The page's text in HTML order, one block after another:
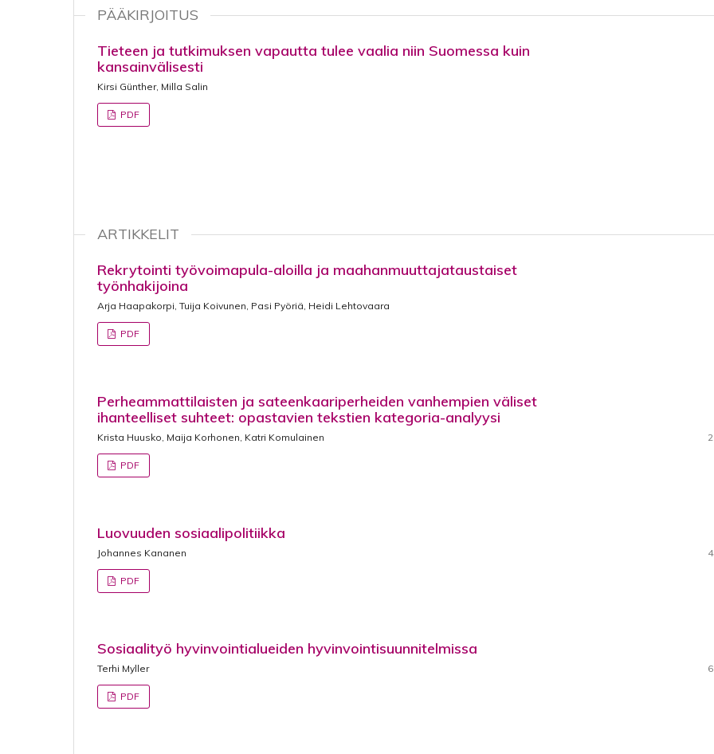
PÄÄKIRJOITUS
Tieteen ja tutkimuksen vapautta tulee vaalia niin Suomessa kuin
kansainvälisesti
Kirsi Günther, Milla Salin
PDF
ARTIKKELIT
Rekrytointi työvoimapula-aloilla ja maahanmuuttajataustaiset
työnhakijoina
Arja Haapakorpi, Tuija Koivunen, Pasi Pyöriä, Heidi Lehtovaara
PDF
Perheammattilaisten ja sateenkaariperheiden vanhempien väliset
ihanteelliset suhteet: opastavien tekstien kategoria-analyysi
Krista Huusko, Maija Korhonen, Katri Komulainen
PDF
Luovuuden sosiaalipolitiikka
Johannes Kananen
PDF
Sosiaalityö hyvinvointialueiden hyvinvointisuunnitelmissa
Terhi Myller
PDF